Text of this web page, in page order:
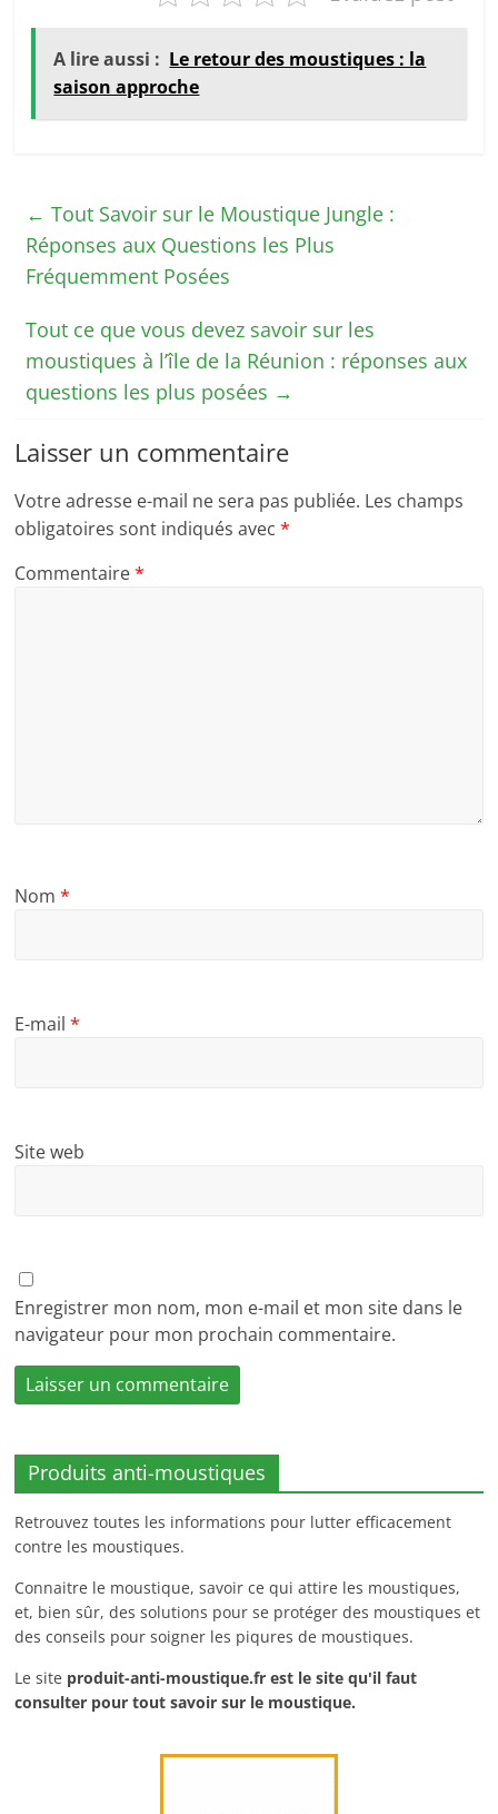
A lire aussi : Le retour des moustiques : la
saison approche
← Tout Savoir sur le Moustique Jungle :
Réponses aux Questions les Plus
Fréquemment Posées
Tout ce que vous devez savoir sur les
moustiques à l’île de la Réunion : réponses aux
questions les plus posées →
Laisser un commentaire
Votre adresse e-mail ne sera pas publiée. Les champs
obligatoires sont indiqués avec*
Commentaire*
Nom*
E-mail*
Site web
Enregistrer mon nom, mon e-mail et mon site dans le
navigateur pour mon prochain commentaire.
Produits anti-moustiques
Retrouvez toutes les informations pour lutter efficacement
contre les moustiques.
Connaitre le moustique, savoir ce qui attire les moustiques,
et, bien sûr, des solutions pour se protéger des moustiques et
des conseils pour soigner les piqures de moustiques.
Le site produit-anti-moustique.fr est le site qu'il faut
consulter pour tout savoir sur le moustique.